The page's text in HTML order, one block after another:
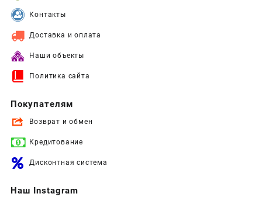
Контакты
Доставка и оплата
Наши объекты
Политика сайта
Покупателям
Возврат и обмен
Кредитование
Дисконтная система
Наш Instagram